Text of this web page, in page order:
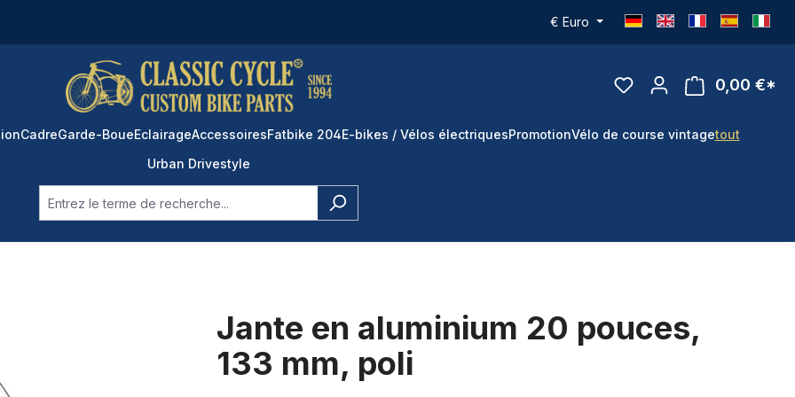
€ Euro
0,00 €*
CadreGarde-BoueEclairageAccessoiresFatbike 204E-bikes / Vélos électriquesPromotionVélo de course vintagetout
Urban Drivestyle
Jante en aluminium 20 pouces,
133 mm, poli